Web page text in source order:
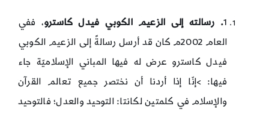
1. رسالته إلى الزعيم الكوبي فيدل كاسترو، ففي
العام 2002م كان قد أرسل رسالةً إلى الزعيم الكوبي
فيدل كاسترو عرض له فيها المباني الإسلاميّة جاء
فيها: >إنّا إذا أردنا أن نختصر جميع تعالم القرآن
والإسلام في كلمتين لكانتا: التوحيد والعدل؛ فالتوحيد